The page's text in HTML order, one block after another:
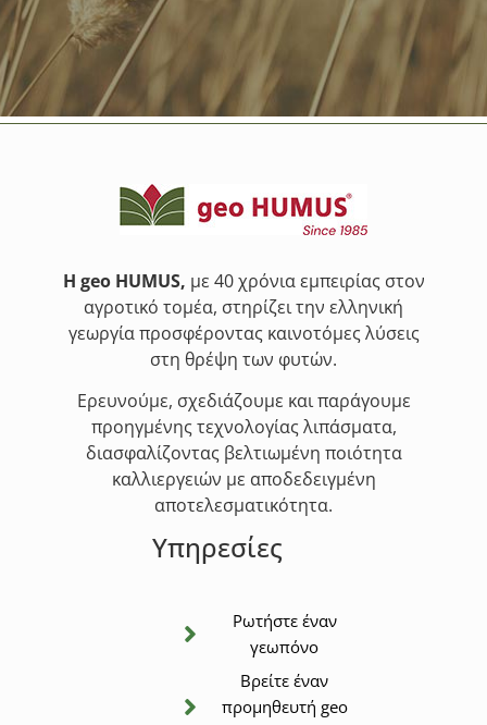
Η geo HUMUS, με 40 χρόνια εμπειρίας στον
αγροτικό τομέα, στηρίζει την ελληνική
γεωργία προσφέροντας καινοτόμες λύσεις
στη θρέψη των φυτών.
Ερευνούμε, σχεδιάζουμε και παράγουμε
προηγμένης τεχνολογίας λιπάσματα,
διασφαλίζοντας βελτιωμένη ποιότητα
καλλιεργειών με αποδεδειγμένη
αποτελεσματικότητα.
Υπηρεσίες
Ρωτήστε έναν
γεωπόνο
Βρείτε έναν
προμηθευτή geo